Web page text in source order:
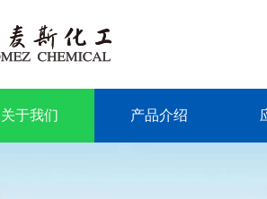
关于我们 产品介绍